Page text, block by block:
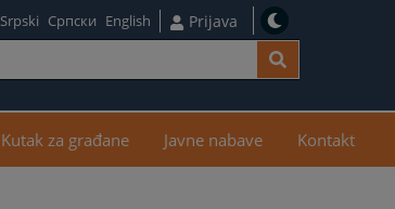
Srpski Српски English Prijava
Kutak za građane Javne nabave Kontakt